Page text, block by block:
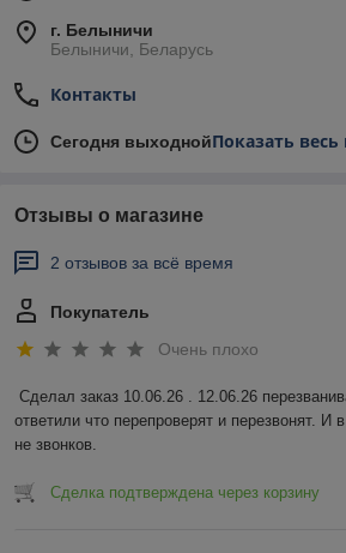
г. Белыничи
Белыничи, Беларусь
Контакты
Сегодня выходнойПоказать
Отзывы о магазине
2 отзывов за всё время
Покупатель
Очень плохо
Сделал заказ 10.06.26 . 12.06.26
ответили что перепроверят и перезвонят. И
не звонков.
Сделка подтверждена через корзину